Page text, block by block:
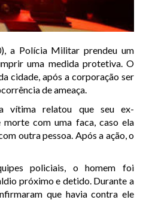
a Polícia Militar prendeu um
uma medida protetiva. O
cidade, após a corporação ser
de ameaça.
vítima relatou que seu ex-
morte com uma faca, caso ela
outra pessoa. Após a ação, o
policiais, o homem foi
próximo e detido. Durante a
que havia contra ele